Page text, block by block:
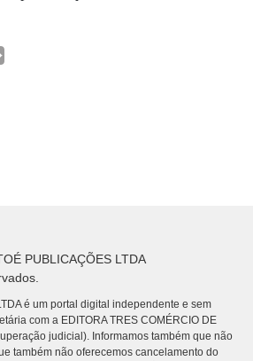
PUBLICAÇÕES LTDA
é um portal digital independente e sem
com a EDITORA TRES COMÉRCIO DE
judicial). Informamos também que não
também não oferecemos cancelamento do